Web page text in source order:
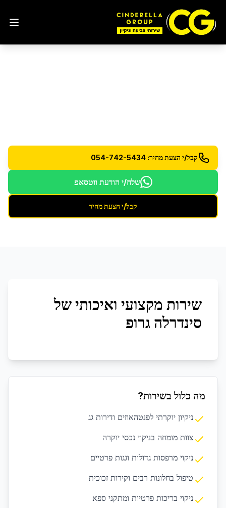
קבל/י הצעת מחיר: 054-742-5434
שלח/י הודעת ווטסאפ
קבל/י הצעת מחיר
שירות מקצועי ואיכותי של
סינדרלה גרופ
מה כלול בשירות?
ניקיון יוקרתי לפנטהאוזים ודירות גג
צוות מומחה בניקוי נכסי יוקרה
ניקוי מרפסות גדולות וגגות פרטיים
טיפול בחלונות רבים וקירות זכוכית
ניקוי בריכות פרטיות ומתקני ספא